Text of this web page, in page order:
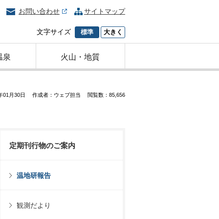
お問い合わせ サイトマップ
文字サイズ 標準 大きく
泉 火山・地質
01月30日 作成者：ウェブ担当 閲覧数：85,656
定期刊行物のご案内
温地研報告
観測だより